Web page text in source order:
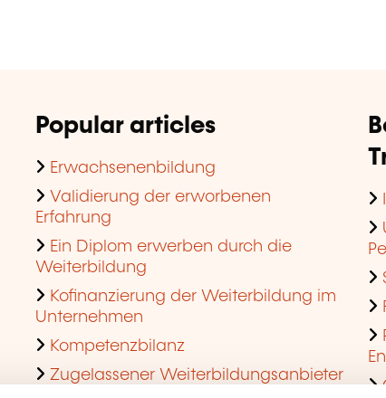
Popular articles
Erwachsenenbildung
Validierung der erworbenen
Erfahrung
Ein Diplom erwerben durch die
Weiterbildung
Kofinanzierung der Weiterbildung im
Unternehmen
Kompetenzbilanz
Zugelassener Weiterbildungsanbieter